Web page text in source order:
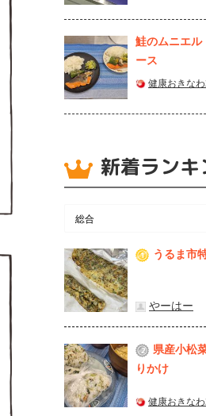
鮭のムニエル
ース
健康おきな
新着ランキ
1 うるま市
やーはー
2
県産⼩松
りかけ
健康おきなわ